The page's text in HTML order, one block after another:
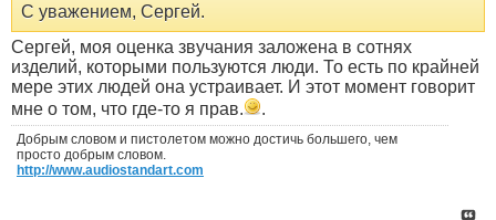
С уважением, Сергей.
Сергей, моя оценка звучания заложена в сотнях
изделий, которыми пользуются люди. То есть по крайней
мере этих людей она устраивает. И этот момент говорит
мне о том, что где-то я прав.
.
Добрым словом и пистолетом можно достичь большего, чем
просто добрым словом.
http://www.audiostandart.com